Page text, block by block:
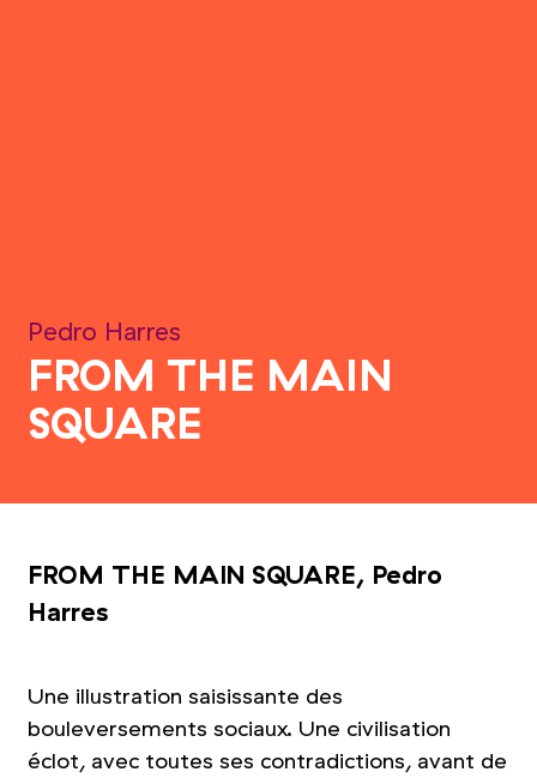
Pedro Harres
FROM THE MAIN
SQUARE
FROM THE MAIN SQUARE, Pedro
Harres
Une illustration saisissante des
bouleversements sociaux. Une civilisation
éclot, avec toutes ses contradictions, avant de